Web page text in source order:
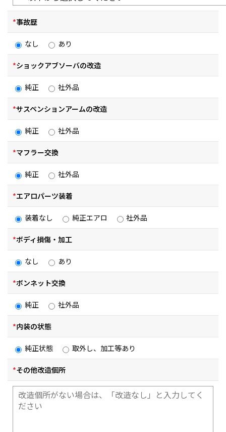
*事故歴
なし あり
*ショックアブソーバの改造
純正 社外品
*サスペンションアームの改造
純正 社外品
*マフラー交換
純正 社外品
*エアロパーツ装着
装着なし 純正エアロ 社外品
*ボディ損傷・加工
なし あり
*ボンネット交換
純正 社外品
*内装の状態
純正状態 取外し、加工等あり
*その他改造個所